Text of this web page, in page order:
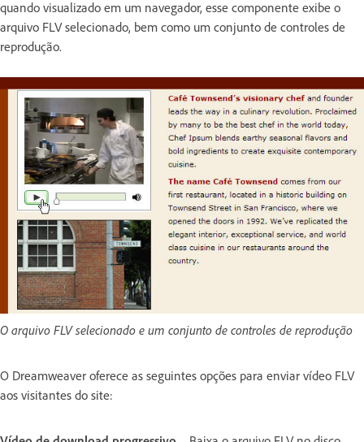
quando visualizado em um navegador, esse componente exibe o
arquivo FLV selecionado, bem como um conjunto de controles de
reprodução.
O arquivo FLV selecionado e um conjunto de controles de reprodução
O Dreamweaver oferece as seguintes opções para enviar vídeo FLV
aos visitantes do site: